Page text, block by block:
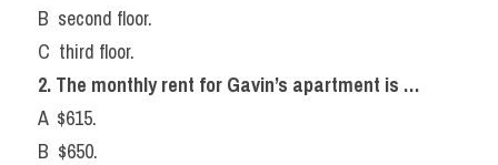
B  second floor.
C  third floor.
2. The monthly rent for Gavin’s apartment is …
A  $615.
B  $650.